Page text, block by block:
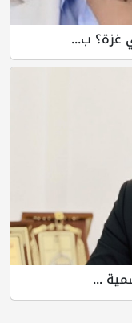
غزة؟ ب...
...